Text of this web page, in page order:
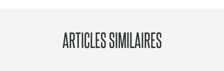
ARTICLES SIMILAIRES